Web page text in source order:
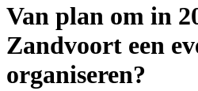
Van plan om in
Zandvoort een
organiseren?